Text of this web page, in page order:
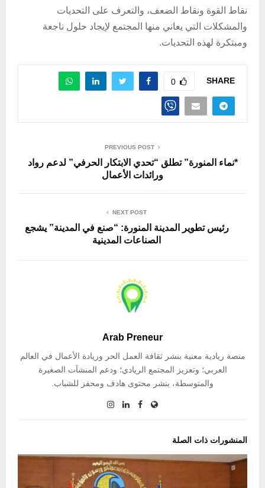
نقاط القوة ونقاط الضعف، والتعرف على التحديات
والمشكلات التي يعاني منها المجتمع لإيجاد حلول ناجعة
ومبتكرة لهذه التحديات.
SHARE
0
PREVIOUS POST
*نماء المنورة” تطلق “تحدي الابتكار الحرفي” لدعم رواد
ورائدات الأعمال
NEXT POST
رئيس تطوير المدينة المنورة: “صنع في المدينة” يشجع
الصناعات المدينية
Arab Preneur
منصة ريادية معنية بنشر ثقافة العمل الحر وريادة الأعمال في العالم
العربي؛ وتعزيز المجتمع الريادي؛ ودعم المنشآت الصغيرة
والمتوسطة، بنشر محتوى هادف ومحفز للشباب.
المنشورات ذات الصلة